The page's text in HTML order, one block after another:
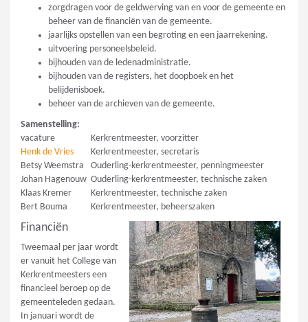
zorgdragen voor de geldwerving van en voor de gemeente en
beheer van de financiën van de gemeente.
jaarlijks opstellen van een begroting en een jaarrekening.
uitvoering personeelsbeleid.
bijhouden van de ledenadministratie.
bijhouden van de registers, het doopboek en het
belijdenisboek.
beheer van de archieven van de gemeente.
Samenstelling:
vacature
Kerkrentmeester, voorzitter
Henk de Vries
Kerkrentmeester, secretaris
Betsy Weemstra
Ouderling-kerkrentmeester, penningmeester
Johan Hagenouw Ouderling-kerkrentmeester, technische zaken
Klaas Kremer
Kerkrentmeester, technische zaken
Bert Bouma
Kerkrentmeester, beheerszaken
Financiën
Tweemaal per jaar wordt
er vanuit het College van
Kerkrentmeesters een
financieel beroep op de
gemeenteleden gedaan.
In januari wordt de